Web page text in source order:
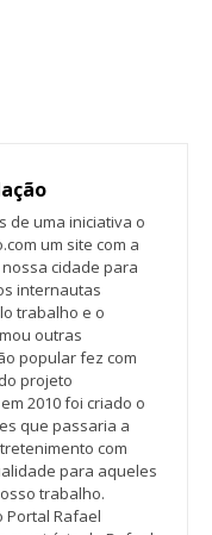
de uma iniciativa o
um site com a
cidade para
internautas
trabalho e o
outras
popular fez com
projeto
2010 foi criado o
que passaria a
com
para aqueles
trabalho.
Portal Rafael